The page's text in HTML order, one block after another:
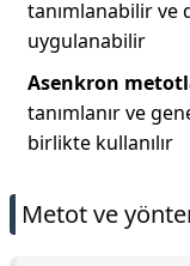
tanımlanabilir ve
uygulanabilir
Asenkron
tanımlanır ve
birlikte kullanılır
Metot ve